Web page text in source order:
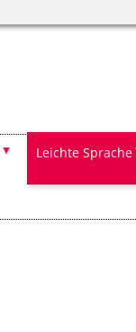
Leichte Sprache